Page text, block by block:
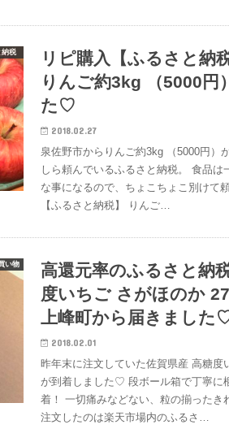
納税
リピ購入【ふるさと納
りんご約3kg （5000円
た♡
2018.02.27
泉佐野市からりんご約3kg （5000円
しら頼んでいるふるさと納税。 食品は
な事になるので、ちょこちょこ別けて
【ふるさと納税】 りんご…
い物
高還元率のふるさと納
度いちご さがほのか
上峰町から届きました
2018.02.01
昨年末に注文していた佐賀県産 高糖度
が到着しました♡ 段ボール箱で丁寧に
着！ 一切痛みなどない、粒の揃った
注文したのは楽天市場内のふるさ…